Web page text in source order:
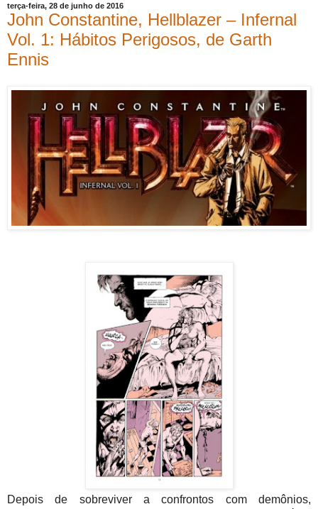
terça-feira, 28 de junho de 2016
John Constantine, Hellblazer – Infernal
Vol. 1: Hábitos Perigosos, de Garth
Ennis
Depois de sobreviver a confrontos com demônios,